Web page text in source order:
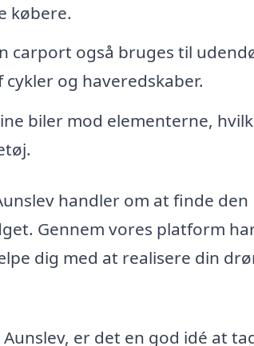
købere.
carport også bruges til
og haveredskaber.
biler mod elementerne,
handler om at finde den
Gennem vores platform
dig med at realisere din
er det en god idé at